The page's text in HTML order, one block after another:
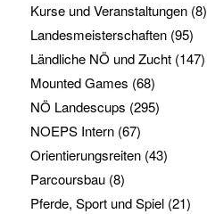
Kurse und Veranstaltungen(8)
Landesmeisterschaften(95)
Ländliche NÖ und Zucht(147)
Mounted Games (68)
NÖ Landescups (295)
NOEPS Intern(67)
Orientierungsreiten(43)
Parcoursbau(8)
Pferde, Sport und Spiel(21)